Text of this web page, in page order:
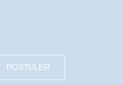
POSTULER